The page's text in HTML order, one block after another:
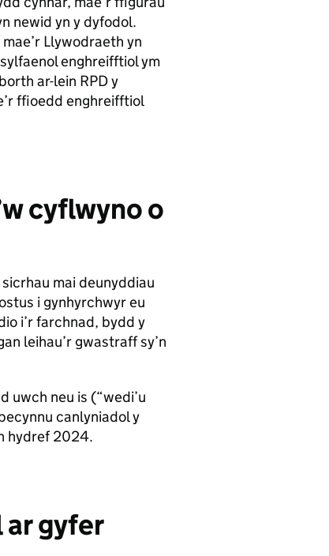
newid yn y dyfodol.
Llywodraeth yn
enghreifftiol ym
ar-lein RPD y
ffioedd enghreifftiol
cyflwyno o
mai deunyddiau
i gynhyrchwyr eu
i’r farchnad, bydd y
leihau’r gwastraff sy’n
uwch neu is (“wedi’u
canlyniadol y
hydref 2024.
gyfer